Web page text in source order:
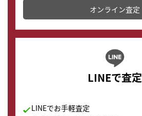
オンライン査定
LINEで査定
LINEでお手軽査定